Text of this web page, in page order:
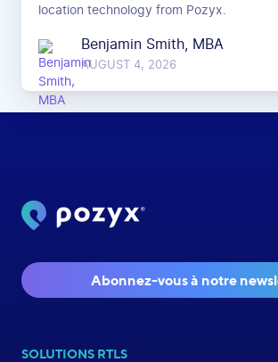
location technology from Pozyx.
Benjamin Smith, MBA
AUGUST 4, 2026
Abonnez-vous à notre
SOLUTIONS RTLS